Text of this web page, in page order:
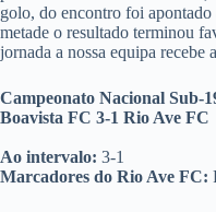
golo, do encontro foi apontado
metade o resultado terminou
jornada a nossa equipa
Campeonato Nacional Sub-
Boavista FC 3-1 Rio Ave FC
Ao intervalo: 3-1
Marcadores do Rio Ave FC: